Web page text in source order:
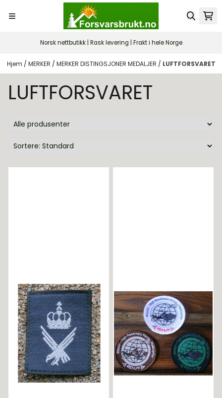
Norsk nettbutikk | Rask levering | Frakt i hele Norge
Hjem / MERKER / MERKER DISTINGSJONER MEDALJER / LUFTFORSVARET
LUFTFORSVARET